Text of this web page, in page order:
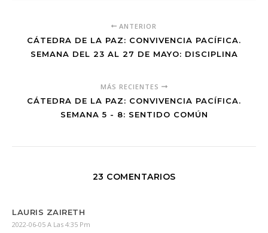
ANTERIOR
CÁTEDRA DE LA PAZ: CONVIVENCIA PACÍFICA.
SEMANA DEL 23 AL 27 DE MAYO: DISCIPLINA
MÁS RECIENTES
CÁTEDRA DE LA PAZ: CONVIVENCIA PACÍFICA.
SEMANA 5 - 8: SENTIDO COMÚN
23 COMENTARIOS
LAURIS ZAIRETH
2022-06-05 A Las 4:35 Pm